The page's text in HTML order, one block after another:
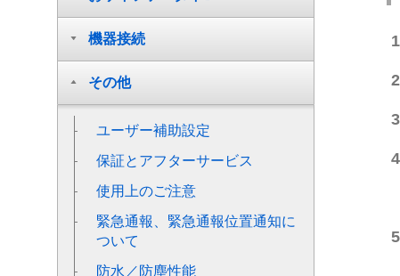
機器接続
その他
ユーザー補助設定
保証とアフターサービス
使用上のご注意
緊急通報、緊急通報位置通知に
ついて
防水／防塵性能